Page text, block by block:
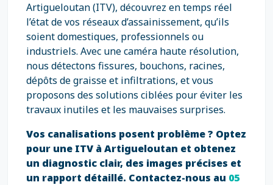
Artigueloutan (ITV), découvrez en temps réel
l’état de vos réseaux d’assainissement, qu’ils
soient domestiques, professionnels ou
industriels. Avec une caméra haute résolution,
nous détectons fissures, bouchons, racines,
dépôts de graisse et infiltrations, et vous
proposons des solutions ciblées pour éviter les
travaux inutiles et les mauvaises surprises.
Vos canalisations posent problème ? Optez
pour une ITV à Artigueloutan et obtenez
un diagnostic clair, des images précises et
un rapport détaillé. Contactez-nous au 05